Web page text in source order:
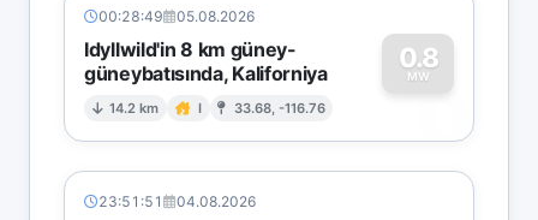
00:28:49 05.08.2026
Idyllwild'in 8 km güney-
güneybatısında, Kaliforniya
14.2 km I 33.68, -116.76
0.8
MW
0
23:51:51 04.08.2026